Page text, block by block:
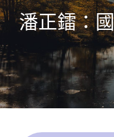
潘正鐳：